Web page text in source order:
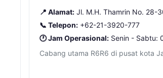
📍 Alamat: Jl. M.H. Thamrin No. 28-
📞 Telepon: +62-21-3920-777
🕐 Jam Operasional: Senin - Sabtu:
Cabang utama R6R6 di pusat kota